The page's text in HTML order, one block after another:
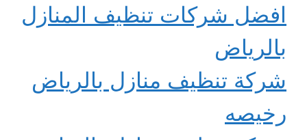
افضل شركات تنظيف المنازل
بالرياض
شركة تنظيف منازل بالرياض
رخيصه